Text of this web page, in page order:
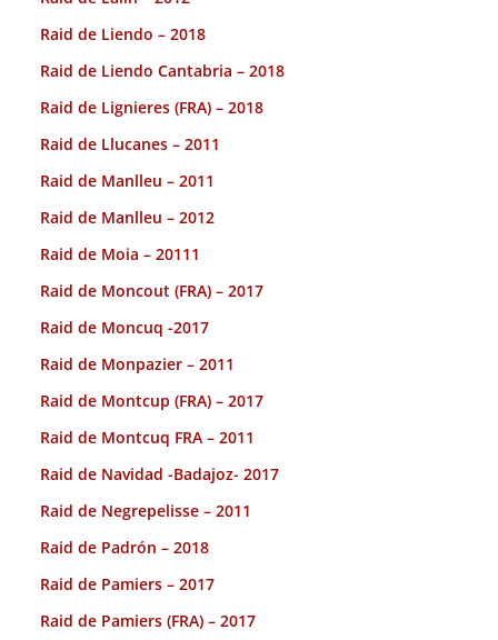
Raid de Liendo – 2018
Raid de Liendo Cantabria – 2018
Raid de Lignieres (FRA) – 2018
Raid de Llucanes – 2011
Raid de Manlleu – 2011
Raid de Manlleu – 2012
Raid de Moia – 20111
Raid de Moncout (FRA) – 2017
Raid de Moncuq -2017
Raid de Monpazier – 2011
Raid de Montcup (FRA) – 2017
Raid de Montcuq FRA – 2011
Raid de Navidad -Badajoz- 2017
Raid de Negrepelisse – 2011
Raid de Padrón – 2018
Raid de Pamiers – 2017
Raid de Pamiers (FRA) – 2017